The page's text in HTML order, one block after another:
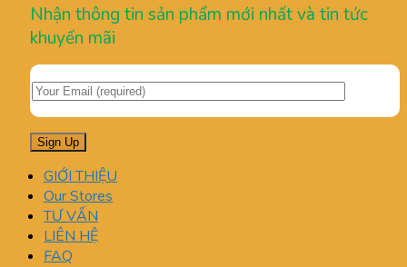
Nhận thông tin sản phẩm mới nhất và tin tức
khuyến mãi
GIỚI THIỆU
Our Stores
TƯ VẤN
LIÊN HỆ
FAQ